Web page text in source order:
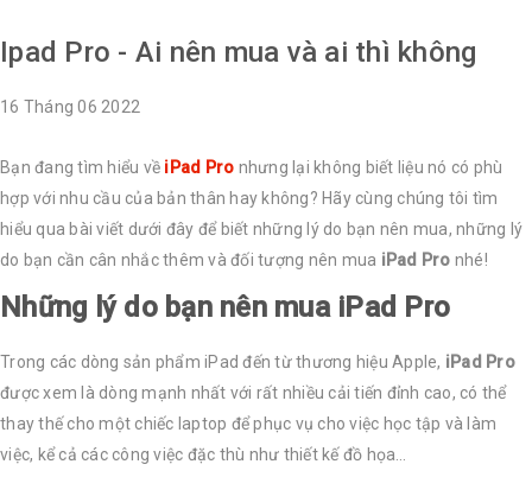
Ipad Pro - Ai nên mua và ai thì không
16 Tháng 06 2022
Bạn đang tìm hiểu về iPad Pro nhưng lại không biết liệu nó có phù
hợp với nhu cầu của bản thân hay không? Hãy cùng chúng tôi tìm
hiểu qua bài viết dưới đây để biết những lý do bạn nên mua, những lý
do bạn cần cân nhắc thêm và đối tượng nên mua iPad Pro nhé!
Những lý do bạn nên mua iPad Pro
Trong các dòng sản phẩm iPad đến từ thương hiệu Apple, iPad Pro
được xem là dòng mạnh nhất với rất nhiều cải tiến đỉnh cao, có thể
thay thế cho một chiếc laptop để phục vụ cho việc học tập và làm
việc, kể cả các công việc đặc thù như thiết kế đồ họa…